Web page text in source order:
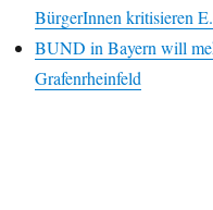
BürgerInnen kritisieren
BUND in Bayern will
Grafenrheinfeld